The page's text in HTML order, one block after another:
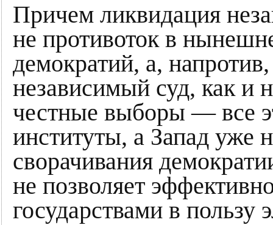
Причем ликвидация
не противоток в
демократий, а,
независимый суд, как и
честные выборы — все
институты, а Запад уже
сворачивания
не позволяет
государствами в пользу